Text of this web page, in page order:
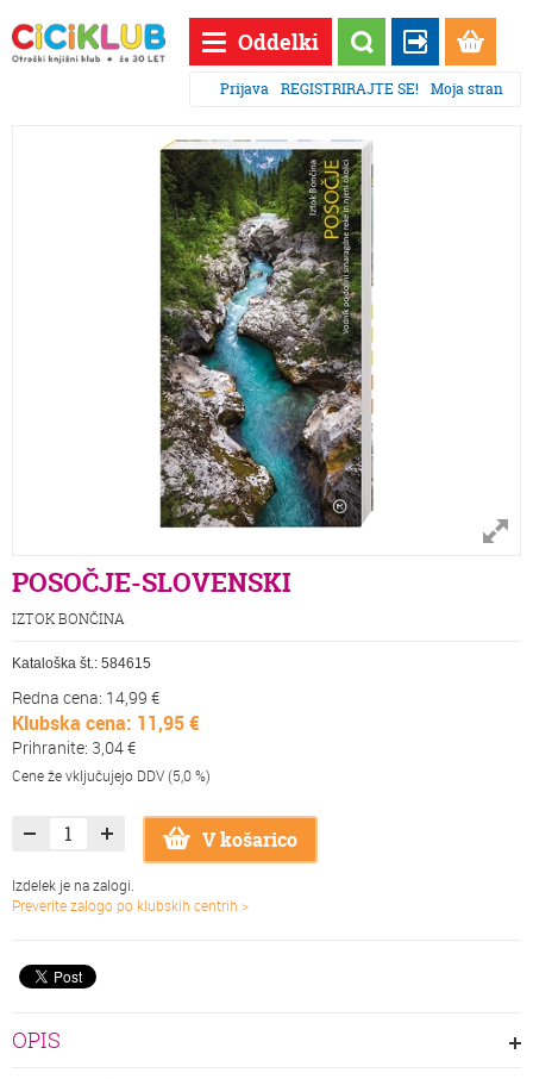
Oddelki
Prijava REGISTRIRAJTE SE! Moja stran
POSOČJE-SLOVENSKI
IZTOK BONČINA
Kataloška št.: 584615
Redna cena: 14,99 €
Klubska cena: 11,95 €
Prihranite: 3,04 €
Cene že vključujejo DDV (5,0 %)
V košarico
Izdelek je na zalogi.
Preverite zalogo po klubskih centrih >
OPIS